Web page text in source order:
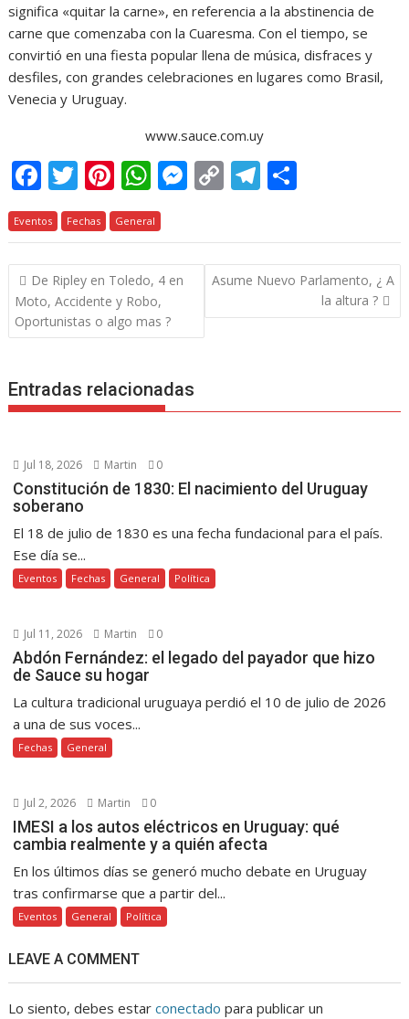
significa «quitar la carne», en referencia a la abstinencia de
carne que comenzaba con la Cuaresma. Con el tiempo, se
convirtió en una fiesta popular llena de música, disfraces y
desfiles, con grandes celebraciones en lugares como Brasil,
Venecia y Uruguay.
www.sauce.com.uy
F
ac
e
b
o
o
k
T
w
itt
er
Pi
nt
er
e
st
W
h
at
s
A
p
p
M
ss
e
er
C
p
y
Li
n
T
e
gr
a
m
m
p
ar
ti
Eventos Fechas General
Navegación
de
entradas
De Ripley en Toledo, 4 en
Moto, Accidente y Robo,
Oportunistas o algo mas ?
Asume Nuevo Parlamento, ¿ A
la altura ?
Entradas relacionadas
Jul 18, 2026 Martin 0
Constitución de 1830: El nacimiento del Uruguay
soberano
El 18 de julio de 1830 es una fecha fundacional para el país.
Ese día se...
Eventos Fechas General Política
Jul 11, 2026 Martin 0
Abdón Fernández: el legado del payador que hizo
de Sauce su hogar
La cultura tradicional uruguaya perdió el 10 de julio de 2026
a una de sus voces...
Fechas General
Jul 2, 2026 Martin 0
IMESI a los autos eléctricos en Uruguay: qué
cambia realmente y a quién afecta
En los últimos días se generó mucho debate en Uruguay
tras confirmarse que a partir del...
Eventos General Política
LEAVE A COMMENT
Lo siento, debes estarconectado para publicar un